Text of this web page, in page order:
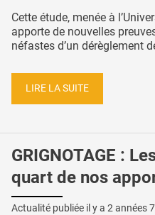
Cette étude, menée à
apporte de nouvelles
néfastes d’un dérèglement
LIRE LA SUITE
GRIGNOTAGE :
quart de nos
Actualité publiée il y a 2 années